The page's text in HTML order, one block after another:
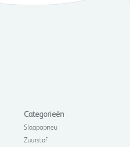
Categorieën
Slaapapneu
Zuurstof